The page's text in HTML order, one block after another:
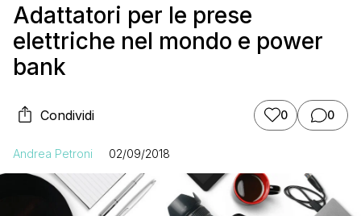
Adattatori per le prese
elettriche nel mondo e power
bank
Condividi 0 0
Andrea Petroni 02/09/2018